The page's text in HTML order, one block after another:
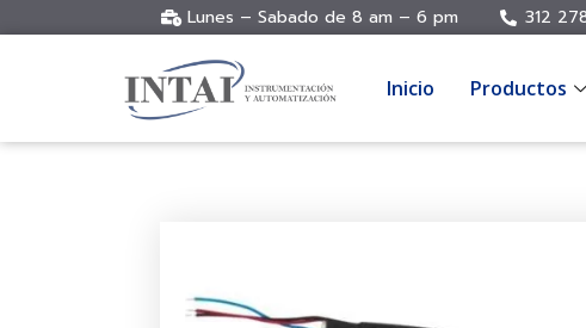
Lunes – Sabado de 8 am – 6 pm 312
Inicio Productos